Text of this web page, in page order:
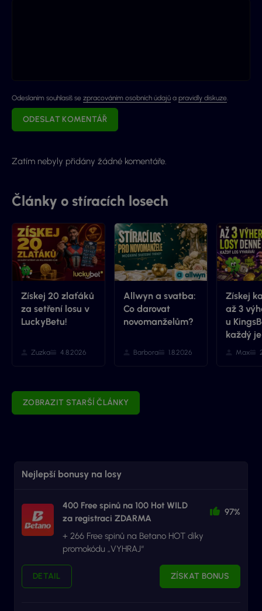
Odeslaním souhlasíš se zpracováním osobních údajů a pravidly diskuze.
ODESLAT KOMENTÁŘ
Zatím nebyly přidány žádné komentáře.
Články o stíracích losech
Získej 20 zlaťáků
za setření losu v
LuckyBetu!
Zuzka 4.8.2026
Allwyn a svatba:
Co darovat
novomanželům?
Barbora 1.8.2026
Získej
až 3
u
každý
Max
ZOBRAZIT STARŠÍ ČLÁNKY
Nejlepší bonusy na losy
400 Free spinů na 100 Hot WILD
za registraci ZDARMA
97%
+ 266 Free spinů na Betano HOT díky
promokódu „VYHRAJ“
DETAIL ZÍSKAT BONUS